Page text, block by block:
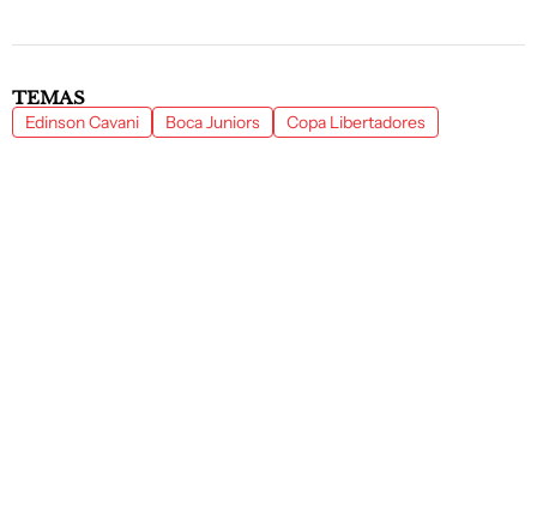
TEMAS
Edinson Cavani Boca Juniors Copa Libertadores